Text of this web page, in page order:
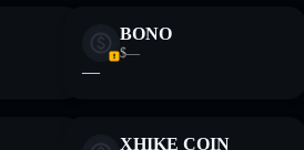
BONO
$—
—
XHIKE COIN